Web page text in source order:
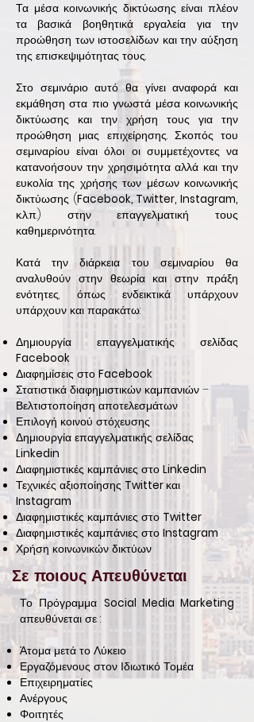
Τα μέσα κοινωνικής δικτύωσης είναι πλέον
τα βασικά βοηθητικά εργαλεία για την
προώθηση των ιστοσελίδων και την αύξηση
της επισκεψιμότητας τους.
Στο σεμινάριο αυτό θα γίνει αναφορά και
εκμάθηση στα πιο γνωστά μέσα κοινωνικής
δικτύωσης και την χρήση τους για την
προώθηση μιας επιχείρησης. Σκοπός του
σεμιναρίου είναι όλοι οι συμμετέχοντες να
κατανοήσουν την χρησιμότητα αλλά και την
ευκολία της χρήσης των μέσων κοινωνικής
δικτύωσης (Facebook, Twitter, Instagram,
κ.λ.π.) στην επαγγελματική τους
καθημερινότητα.
Κατά την διάρκεια του σεμιναρίου θα
αναλυθούν στην θεωρία και στην πράξη
ενότητες, όπως ενδεικτικά υπάρχουν
υπάρχουν και παρακάτω:
Δημιουργία επαγγελματικής σελίδας
Facebook
Διαφημίσεις στο Facebook
Στατιστικά διαφημιστικών καμπανιών –
Βελτιστοποίηση αποτελεσμάτων
Επιλογή κοινού στόχευσης
Δημιουργία επαγγελματικής σελίδας
Linkedin
Διαφημιστικές καμπάνιες στο Linkedin
Τεχνικές αξιοποίησης Twitter και
Instagram
Διαφημιστικές καμπάνιες στο Twitter
Διαφημιστικές καμπάνιες στο Instagram
Χρήση κοινωνικών δικτύων
Σε ποιους Απευθύνεται
Το Πρόγραμμα Social Media Marketing
απευθύνεται σε :
Άτομα μετά το Λύκειο
Εργαζόμενους στον Ιδιωτικό Τομέα
Επιχειρηματίες
Ανέργους
Φοιτητές